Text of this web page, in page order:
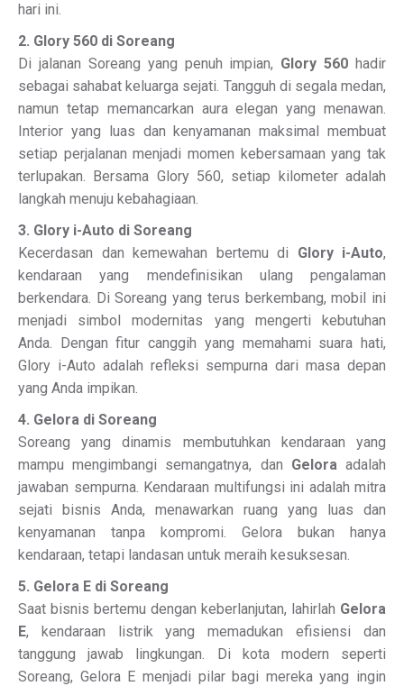
hari ini.
2. Glory 560 di Soreang
Di jalanan Soreang yang penuh impian, Glory 560 hadir
sebagai sahabat keluarga sejati. Tangguh di segala medan,
namun tetap memancarkan aura elegan yang menawan.
Interior yang luas dan kenyamanan maksimal membuat
setiap perjalanan menjadi momen kebersamaan yang tak
terlupakan. Bersama Glory 560, setiap kilometer adalah
langkah menuju kebahagiaan.
3. Glory i-Auto di Soreang
Kecerdasan dan kemewahan bertemu di Glory i-Auto,
kendaraan yang mendefinisikan ulang pengalaman
berkendara. Di Soreang yang terus berkembang, mobil ini
menjadi simbol modernitas yang mengerti kebutuhan
Anda. Dengan fitur canggih yang memahami suara hati,
Glory i-Auto adalah refleksi sempurna dari masa depan
yang Anda impikan.
4. Gelora di Soreang
Soreang yang dinamis membutuhkan kendaraan yang
mampu mengimbangi semangatnya, dan Geloraadalah
jawaban sempurna. Kendaraan multifungsi ini adalah mitra
sejati bisnis Anda, menawarkan ruang yang luas dan
kenyamanan tanpa kompromi. Gelora bukan hanya
kendaraan, tetapi landasan untuk meraih kesuksesan.
5. Gelora E di Soreang
Saat bisnis bertemu dengan keberlanjutan, lahirlah Gelora
E, kendaraan listrik yang memadukan efisiensi dan
tanggung jawab lingkungan. Di kota modern seperti
Soreang, Gelora E menjadi pilar bagi mereka yang ingin